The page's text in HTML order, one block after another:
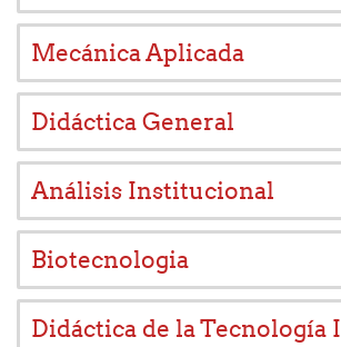
Mecánica Aplicada
Didáctica General
Análisis Institucional
Biotecnologia
Didáctica de la Tecnología I